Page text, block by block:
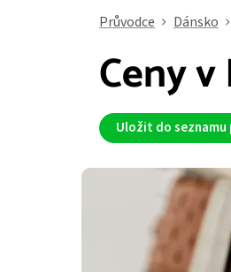
Průvodce Dánsko
Ceny
Uložit do seznamu